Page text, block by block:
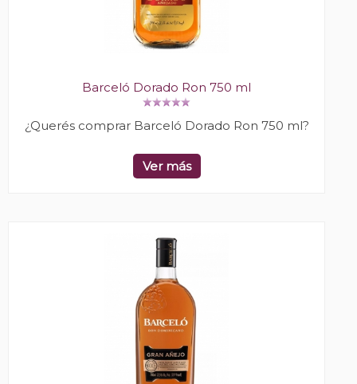
Barceló Dorado Ron 750 ml
¿Querés comprar Barceló Dorado Ron 750 ml?
Ver más